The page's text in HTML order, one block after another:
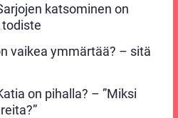
katsominen on
vaikea ymmärtää? – sitä
on pihalla? – ”Miksi